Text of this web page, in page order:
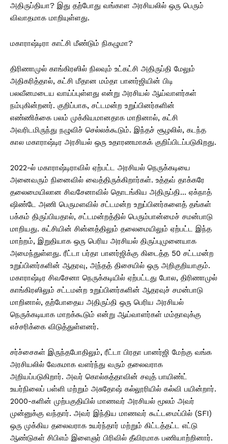
அதிருப்தியா? இது தற்போது வங்காள அரசியலில் ஒரு பெரும்
விவாதமாக மாறியுள்ளது.
மகாராஷ்டிரா காட்சி மீண்டும் நிகழுமா?
திரிணாமுல் காங்கிரஸில் நிலவும் உட்கட்சி அதிருப்தி மேலும்
அதிகரித்தால், கட்சி மீதான மம்தா பானர்ஜியின் பிடி
பலவீனமடைய வாய்ப்புள்ளது என்று அரசியல் ஆய்வாளர்கள்
நம்புகின்றனர். குறிப்பாக, சட்டமன்ற உறுப்பினர்களின்
எண்ணிக்கை பலம் முக்கியமானதாக மாறினால், கட்சி
அவரிடமிருந்து நழுவிச் செல்லக்கூடும். இந்தச் சூழலில், கடந்த
கால மகாராஷ்டிர அரசியல் ஒரு உதாரணமாகக் குறிப்பிடப்படுகிறது.
2022-ல் மகாராஷ்டிராவில் ஏற்பட்ட அரசியல் நெருக்கடியை
அனைவரும் நினைவில் வைத்திருக்கிறார்கள். உத்தவ் தாக்கரே
தலைமையிலான சிவசேனாவில் தொடங்கிய அதிருப்தி… ஏக்நாத்
ஷிண்டே அணி பெருமளவில் சட்டமன்ற உறுப்பினர்களைத் தங்கள்
பக்கம் திருப்பியதால், சட்டமன்றத்தில் பெரும்பான்மைச் சமன்பாடு
மாறியது. கட்சியின் சின்னத்திலும் தலைமையிலும் ஏற்பட்ட இந்த
மாற்றம், இறுதியாக ஒரு பெரிய அரசியல் திருப்புமுனையாக
அமைந்துள்ளது. ரீட்டா பர்தா பானர்ஜிக்கு கிடைத்த 50 சட்டமன்ற
உறுப்பினர்களின் ஆதரவு, அந்தத் திசையில் ஒரு அறிகுறியாகும்.
மகாராஷ்டிர சிவசேனா நெருக்கடியில் ஏற்பட்டது போல, திரிணாமுல்
காங்கிரஸிலும் சட்டமன்ற உறுப்பினர்களின் ஆதரவுச் சமன்பாடு
மாறினால், தற்போதைய அதிருப்தி ஒரு பெரிய அரசியல்
நெருக்கடியாக மாறக்கூடும் என்று ஆய்வாளர்கள் மம்தாவுக்கு
எச்சரிக்கை விடுத்துள்ளனர்.
சர்ச்சைகள் இருந்தபோதிலும், ரீட்டா பிரதா பானர்ஜி மேற்கு வங்க
அரசியலில் வேகமாக வளர்ந்து வரும் தலைவராக
அறியப்படுகிறார். அவர் கொல்கத்தாவின் சவுத் பாயிண்ட்
உயர்நிலைப் பள்ளி மற்றும் அசுதோஷ் கல்லூரியில் கல்வி பயின்றார்.
2000-களின் முற்பகுதியில் மாணவர் அரசியல் மூலம் அவர்
முன்னுக்கு வந்தார். அவர் இந்திய மாணவர் கூட்டமைப்பில் (SFI)
ஒரு முக்கிய தலைவராக உயர்ந்தார் மற்றும் கிட்டத்தட்ட எட்டு
ஆண்டுகள் சிபிஎம் இளைஞர் பிரிவில் தீவிரமாக பணியாற்றினார்.